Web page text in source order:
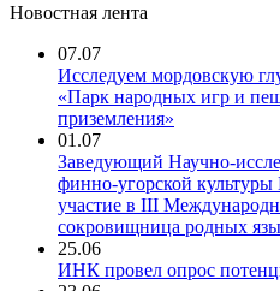
Новостная лента
07.07
Исследуем мордовскую
«Парк народных игр и
приземления»
01.07
Заведующий Научно-
финно-угорской
участие в III
сокровищница родных
25.06
ИНК провел опрос